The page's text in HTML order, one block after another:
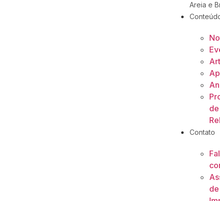
Areia e
de
Contato
de